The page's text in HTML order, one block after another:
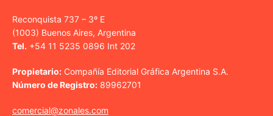
Reconquista 737 – 3º E
(1003) Buenos Aires, Argentina
Tel. +54 11 5235 0896 Int 202
Propietario: Compañía Editorial Gráfica Argentina S.A.
Número de Registro: 89962701
comercial@zonales.com